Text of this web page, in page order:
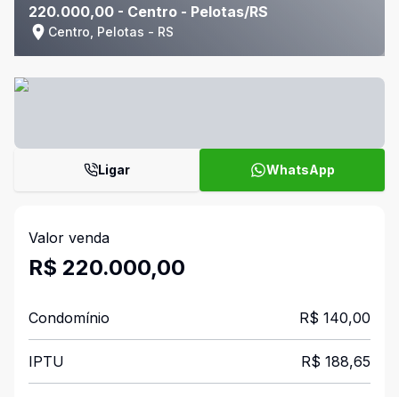
220.000,00 - Centro - Pelotas/RS
Centro, Pelotas - RS
Ligar WhatsApp
Valor venda
R$ 220.000,00
Condomínio R$ 140,00
IPTU R$ 188,65